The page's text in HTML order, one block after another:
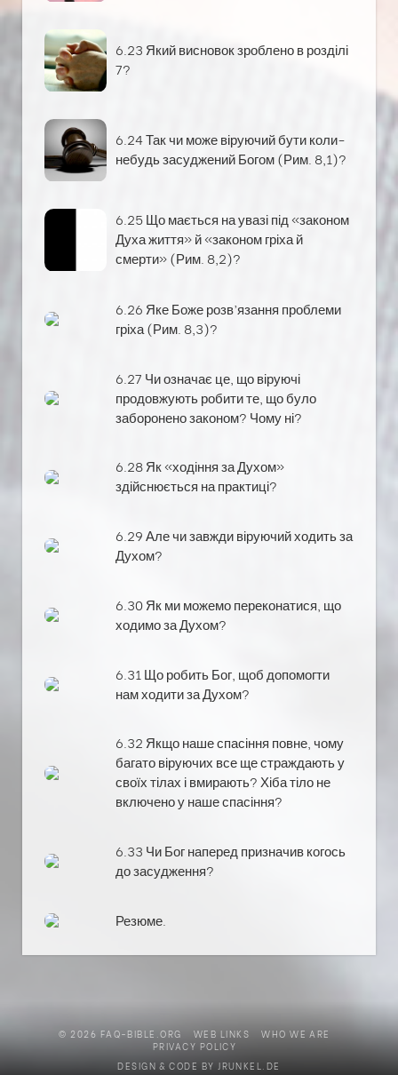
6.23 Який висновок зроблено в розділі
7?
6.24 Так чи може віруючий бути коли-
небудь засуджений Богом (Рим. 8,1)?
6.25 Що мається на увазі під «законом
Духа життя» й «законом гріха й
смерти» (Рим. 8,2)?
6.26 Яке Боже розв’язання проблеми
гріха (Рим. 8,3)?
6.27 Чи означає це, що віруючі
продовжують робити те, що було
заборонено законом? Чому ні?
6.28 Як «ходіння за Духом»
здійснюється на практиці?
6.29 Але чи завжди віруючий ходить за
Духом?
6.30 Як ми можемо переконатися, що
ходимо за Духом?
6.31 Що робить Бог, щоб допомогти
нам ходити за Духом?
6.32 Якщо наше спасіння повне, чому
багато віруючих все ще страждають у
своїх тілах і вмирають? Хіба тіло не
включено у наше спасіння?
6.33 Чи Бог наперед призначив когось
до засудження?
Резюме.
© 2026 FAQ-BIBLE.ORG WEB LINKS
WHO WE ARE
PRIVACY POLICY
DESIGN & CODE BY JRUNKEL.DE